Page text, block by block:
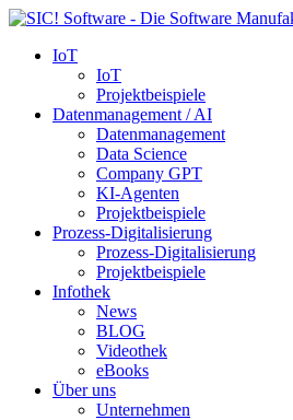
IoT
IoT
Projektbeispiele
Datenmanagement / AI
Datenmanagement
Data Science
Company GPT
KI-Agenten
Projektbeispiele
Prozess-Digitalisierung
Prozess-Digitalisierung
Projektbeispiele
Infothek
News
BLOG
Videothek
eBooks
Über uns
Unternehmen